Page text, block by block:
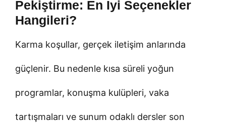
Pekiştirme: En İyi Seçenekler
Hangileri?
Karma koşullar, gerçek iletişim anlarında
güçlenir. Bu nedenle kısa süreli yoğun
programlar, konuşma kulüpleri, vaka
tartışmaları ve sunum odaklı dersler son